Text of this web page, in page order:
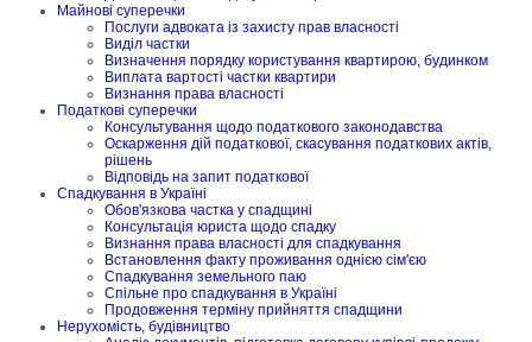
Майнові суперечки
Послуги адвоката із захисту прав власності
Виділ частки
Визначення порядку користування квартирою, будинком
Виплата вартості частки квартири
Визнання права власності
Податкові суперечки
Консультування щодо податкового законодавства
Оскарження дій податкової, скасування податкових актів,
рішень
Відповідь на запит податкової
Спадкування в Україні
Обов'язкова частка у спадщині
Консультація юриста щодо спадку
Визнання права власності для спадкування
Встановлення факту проживання однією сім'єю
Спадкування земельного паю
Спільне про спадкування в Україні
Продовження терміну прийняття спадщини
Нерухомість, будівництво